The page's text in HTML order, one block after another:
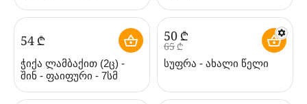
‍54‍₾
ჭიქა ლამბაქით (2ც) -
შინ - ფაიფური - 7სმ
‍50‍₾
‍65‍₾
სუფრა - ახალი წელი